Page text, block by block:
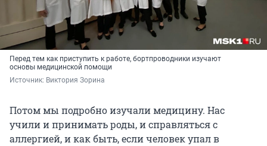
Перед тем как приступить к работе, бортпроводники изучают
основы медицинской помощи
Источник: Виктория Зорина
Потом мы подробно изучали медицину. Нас
учили и принимать роды, и справляться с
аллергией, и как быть, если человек упал в